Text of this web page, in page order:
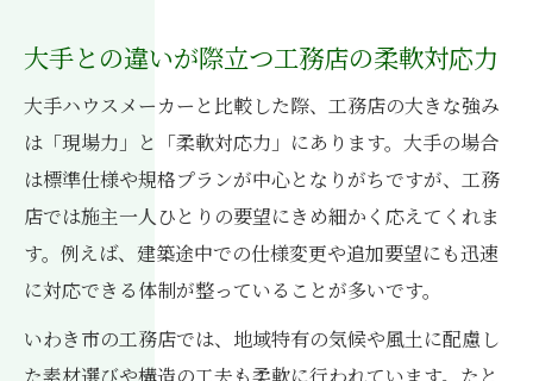
大手との違いが際立つ工務店の柔軟対応力
大手ハウスメーカーと比較した際、工務店の大きな強み
は「現場力」と「柔軟対応力」にあります。大手の場合
は標準仕様や規格プランが中心となりがちですが、工務
店では施主一人ひとりの要望にきめ細かく応えてくれま
す。例えば、建築途中での仕様変更や追加要望にも迅速
に対応できる体制が整っていることが多いです。
いわき市の工務店では、地域特有の気候や風土に配慮し